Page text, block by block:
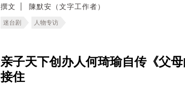
撰文 陳默安（文字工作者）
迷台剧 人物专访
亲子天下创办人何琦瑜自传《父
接住